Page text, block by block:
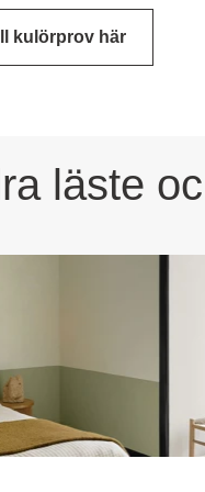
kulörprov här
läste